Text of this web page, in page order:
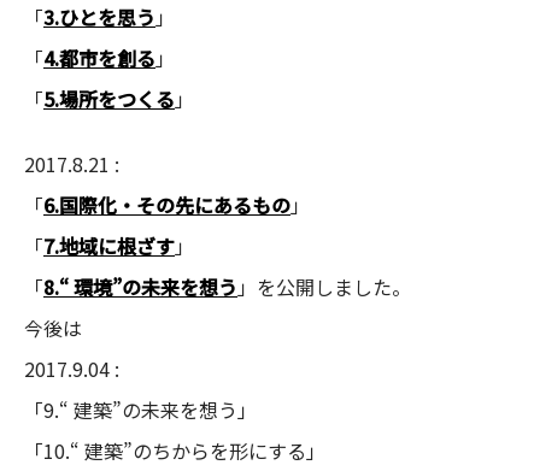
「3.ひとを思う 」
「4.都市を創る 」
「5.場所をつくる 」
2017.8.21 :
「6.国際化・その先にあるもの」
「7.地域に根ざす」
「8.“ 環境”の未来を想う 」を公開しました。
今後は
2017.9.04 :
「9.“ 建築”の未来を想う」
「10.“ 建築”のちからを形にする」